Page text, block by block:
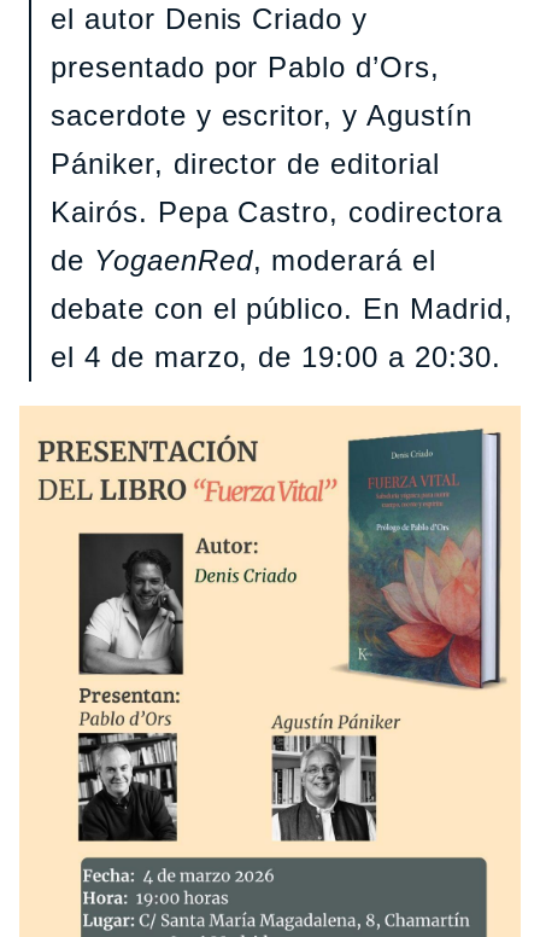
el autor Denis Criado y
presentado por Pablo d’Ors,
sacerdote y escritor, y Agustín
Pániker, director de editorial
Kairós. Pepa Castro, codirectora
de YogaenRed, moderará el
debate con el público. En Madrid,
el 4 de marzo, de 19:00 a 20:30.